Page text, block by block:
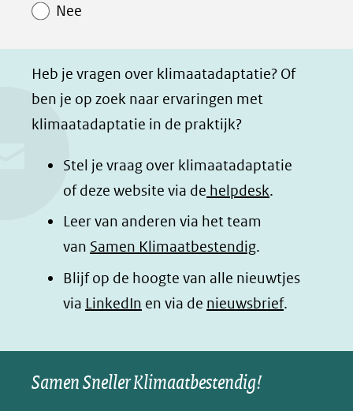
a
b
o
o
(opent
in
nieuw
venster)
naar
een
i
d
I
(opent
in
nieuw
venster)
naar
een
h
t
a
p
(opent
in
nieuw
venster)
naar
een
n
d
l
e
p
B
l
e
s
Nee
Heb je vragen over klimaatadaptatie? Of
ben je op zoek naar ervaringen met
klimaatadaptatie in de praktijk?
Stel je vraag over klimaatadaptatie
of deze website via de helpdesk.
Leer van anderen via het team
van Samen Klimaatbestendig.
Blijf op de hoogte van alle nieuwtjes
via LinkedIn (opent
nieuw
venster)
en via de nieuwsbrief.
Samen Sneller Klimaatbestendig!